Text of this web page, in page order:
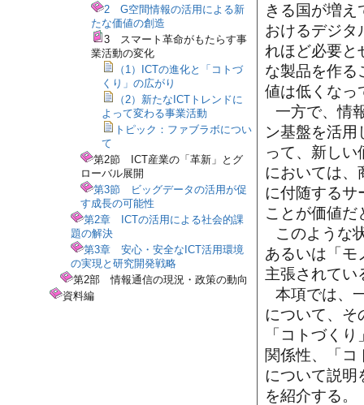
きる国が増
おけるデジタ
れほど必要と
な製品を作る
値は低くなっ
一方で、情
ン基盤を活用
って、新し
においては、
に付随するサ
ことが価値だ
このような
あるいは「モ
主張されてい
本項では、
について、そ
「コトづく
関係性、「コ
について説明
を紹介する。
2 G空間情報の活用による新
たな価値の創造
3 スマート革命がもたらす事
業活動の変化
（1）ICTの進化と「コトづ
くり」の広がり
（2）新たなICTトレンドに
よって変わる事業活動
トピック：ファブラボについ
て
第2節 ICT産業の「革新」とグ
ローバル展開
第3節 ビッグデータの活用が促
す成長の可能性
第2章 ICTの活用による社会的課
題の解決
第3章 安心・安全なICT活用環境
の実現と研究開発戦略
第2部 情報通信の現況・政策の動向
資料編